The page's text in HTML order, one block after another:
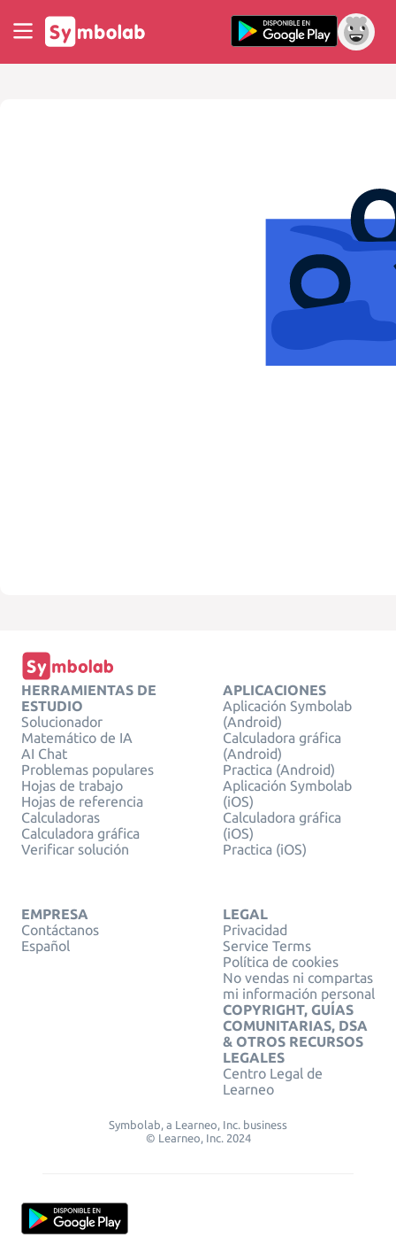
HERRAMIENTAS DE
ESTUDIO
Solucionador
Matemático de IA
AI Chat
Problemas populares
Hojas de trabajo
Hojas de referencia
Calculadoras
Calculadora gráfica
Verificar solución
APLICACIONES
Aplicación Symbolab
(Android)
Calculadora gráfica
(Android)
Practica (Android)
Aplicación Symbolab
(iOS)
Calculadora gráfica
(iOS)
Practica (iOS)
EMPRESA
Contáctanos
Español
LEGAL
Privacidad
Service Terms
Política de cookies
No vendas ni compartas
mi información personal
COPYRIGHT, GUÍAS
COMUNITARIAS, DSA
& OTROS RECURSOS
LEGALES
Centro Legal de
Learneo
Symbolab, a Learneo, Inc. business
© Learneo, Inc. 2024